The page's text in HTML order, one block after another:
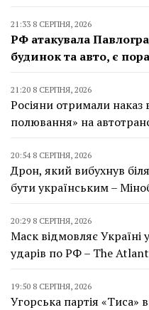
21:33 8 СЕРПНЯ, 2026
РФ атакувала
будинок та авто, є
21:20 8 СЕРПНЯ, 2026
Росіяни отримали наказ
полювання» на
20:54 8 СЕРПНЯ, 2026
Дрон, який вибухнув
бути українським –
20:29 8 СЕРПНЯ, 2026
Маск відмовляє Україні
ударів по РФ – The
19:50 8 СЕРПНЯ, 2026
Угорська партія «Тиса»